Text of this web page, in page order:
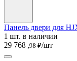
Панель двери для
1 шт. в наличии
29 768 ,98 ₽/шт